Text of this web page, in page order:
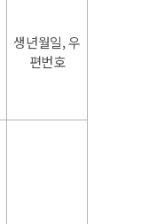
생년월일, 우
편번호